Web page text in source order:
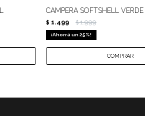
CAMPERA SOFTSHELL VERDE
$ 1.499 $ 1.999
25